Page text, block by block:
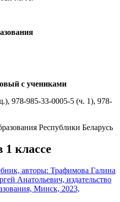
с учениками
978-985-33-0005-5 (ч. 1), 978-
Республики Беларусь
классе